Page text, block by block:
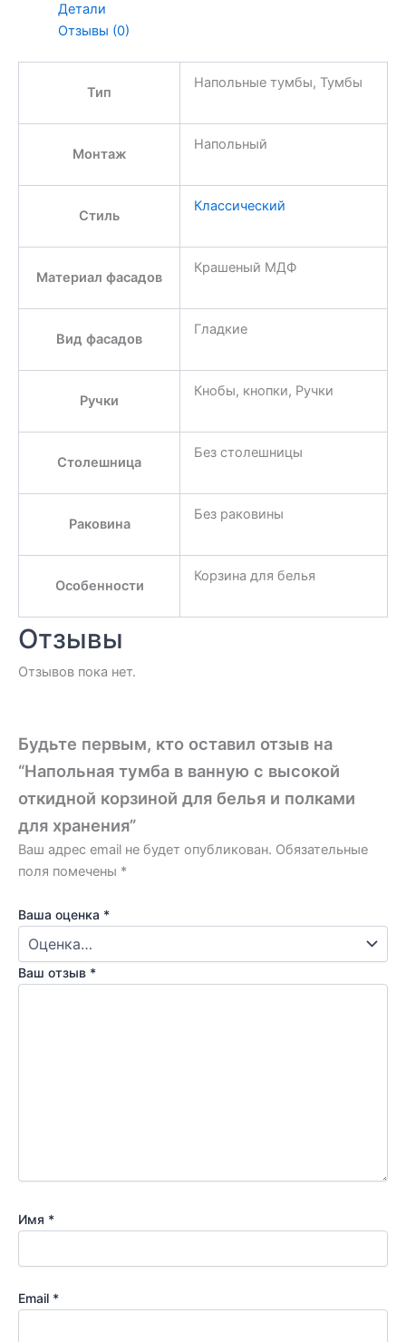
Детали
Отзывы (0)
Тип
Напольные тумбы, Тумбы
Монтаж
Напольный
Стиль
Классический
Материал фасадов
Крашеный МДФ
Вид фасадов
Гладкие
Ручки
Кнобы, кнопки, Ручки
Столешница
Без столешницы
Раковина
Без раковины
Особенности
Корзина для белья
Отзывы
Отзывов пока нет.
Будьте первым, кто оставил отзыв на
“Напольная тумба в ванную с высокой
откидной корзиной для белья и полками
для хранения”
Ваш адрес email не будет опубликован. Обязательные
поля помечены *
Ваша оценка *
Ваш отзыв *
Имя *
Email *